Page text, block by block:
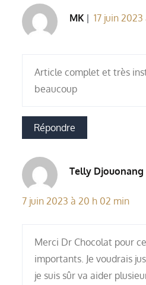
MK 17 juin
Article complet et très
beaucoup
Répondre
Telly Djouonang
17 juin 2023 à 20 h 02 min
Merci Dr Chocolat pour
importants. Je voudrais
je suis sûr va aider